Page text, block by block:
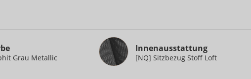
Grau Metallic
Innenausstattung
Innenausstattung
[NQ] Sitzbezug Stoff Loft